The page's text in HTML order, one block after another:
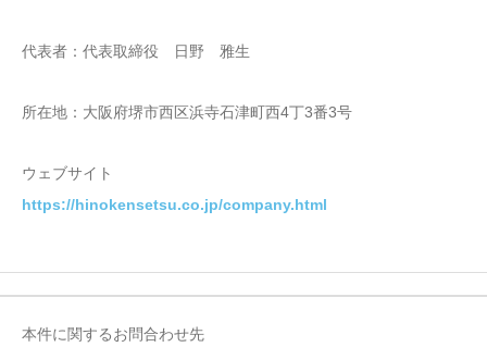
代表者：代表取締役 日野 雅生
所在地：大阪府堺市西区浜寺石津町西4丁3番3号
ウェブサイト
https://hinokensetsu.co.jp/company.html
本件に関するお問合わせ先